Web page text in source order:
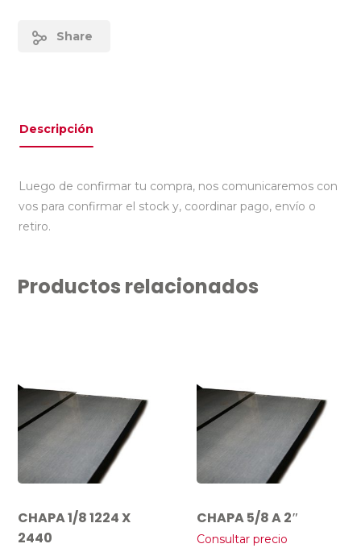
Share
Descripción
Luego de confirmar tu compra, nos comunicaremos con
vos para confirmar el stock y, coordinar pago, envío o
retiro.
Productos relacionados
CHAPA 1/8 1224 X
2440
CHAPA 5/8 A 2″
Consultar precio